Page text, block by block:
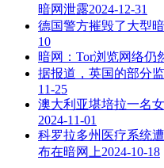
暗网泄露2024-12-31
德国警方摧毁了大型
10
暗网：Tor浏览网络仍
据报道，英国的部分
11-25
澳大利亚堪培拉一名
2024-11-01
科罗拉多州医疗系统
布在暗网上2024-10-18